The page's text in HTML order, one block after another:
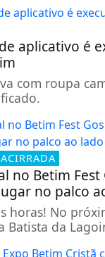
aplicativo é
com roupa
no Betim Fest
no palco
horas! No
Batista da